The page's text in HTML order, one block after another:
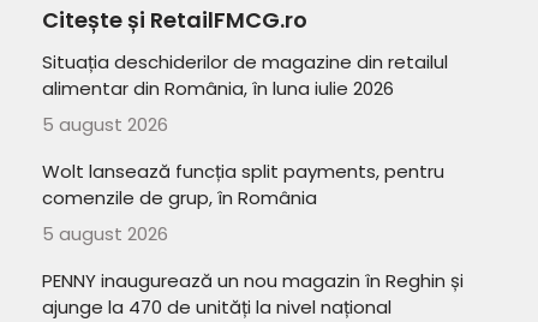
Citește și RetailFMCG.ro
Situația deschiderilor de magazine din retailul
alimentar din România, în luna iulie 2026
5 august 2026
Wolt lansează funcția split payments, pentru
comenzile de grup, în România
5 august 2026
PENNY inaugurează un nou magazin în Reghin și
ajunge la 470 de unități la nivel național